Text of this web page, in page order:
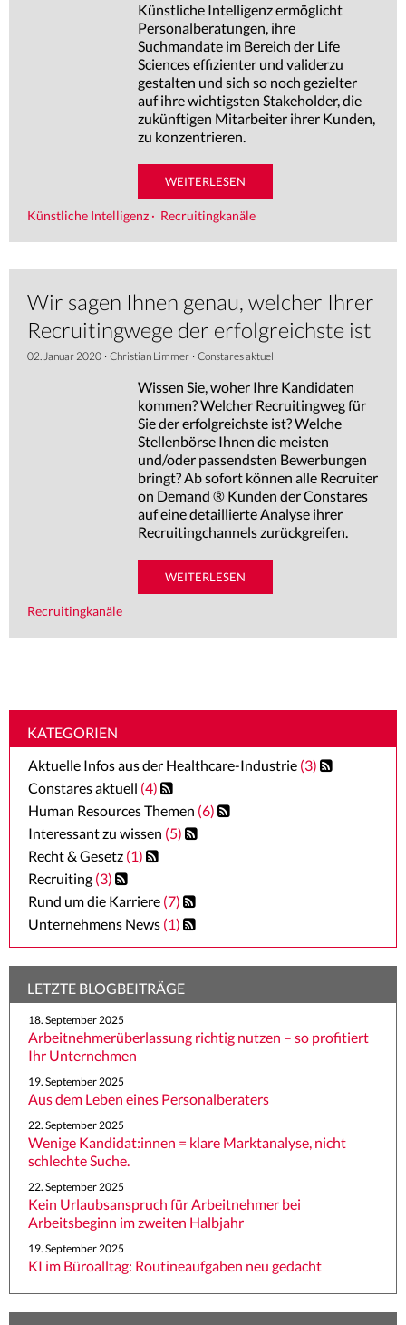
Künstliche Intelligenz ermöglicht
Personalberatungen, ihre
Suchmandate im Bereich der Life
Sciences effizienter und validerzu
gestalten und sich so noch gezielter
auf ihre wichtigsten Stakeholder, die
zukünftigen Mitarbeiter ihrer Kunden,
zu konzentrieren.
WEITERLESEN
Künstliche Intelligenz · Recruitingkanäle
Wir sagen Ihnen genau, welcher Ihrer
Recruitingwege der erfolgreichste ist
02. Januar 2020 · Christian Limmer · Constares aktuell
Wissen Sie, woher Ihre Kandidaten
kommen? Welcher Recruitingweg für
Sie der erfolgreichste ist? Welche
Stellenbörse Ihnen die meisten
und/oder passendsten Bewerbungen
bringt? Ab sofort können alle Recruiter
on Demand ® Kunden der Constares
auf eine detaillierte Analyse ihrer
Recruitingchannels zurückgreifen.
WEITERLESEN
Recruitingkanäle
KATEGORIEN
Aktuelle Infos aus der Healthcare-Industrie (3)
Constares aktuell (4)
Human Resources Themen (6)
Interessant zu wissen (5)
Recht & Gesetz (1)
Recruiting (3)
Rund um die Karriere (7)
Unternehmens News (1)
LETZTE BLOGBEITRÄGE
18. September 2025
Arbeitnehmerüberlassung richtig nutzen – so profitiert
Ihr Unternehmen
19. September 2025
Aus dem Leben eines Personalberaters
22. September 2025
Wenige Kandidat:innen = klare Marktanalyse, nicht
schlechte Suche.
22. September 2025
Kein Urlaubsanspruch für Arbeitnehmer bei
Arbeitsbeginn im zweiten Halbjahr
19. September 2025
KI im Büroalltag: Routineaufgaben neu gedacht